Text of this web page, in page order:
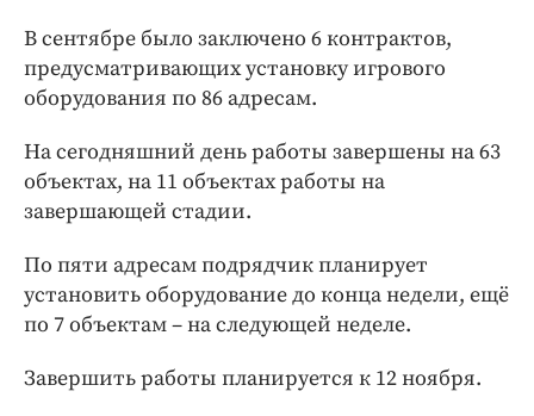
В сентябре было заключено 6 контрактов,
предусматривающих установку игрового
оборудования по 86 адресам.
На сегодняшний день работы завершены на 63
объектах, на 11 объектах работы на
завершающей стадии.
По пяти адресам подрядчик планирует
установить оборудование до конца недели, ещё
по 7 объектам – на следующей неделе.
Завершить работы планируется к 12 ноября.